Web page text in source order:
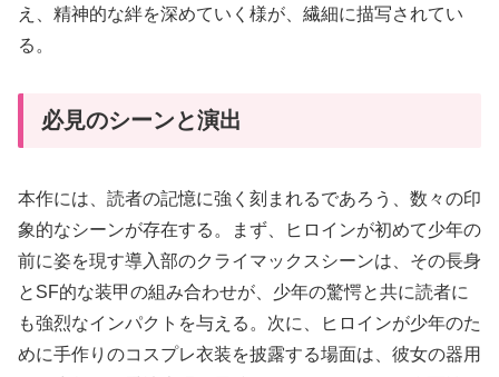
え、精神的な絆を深めていく様が、繊細に描写されてい
る。
必見のシーンと演出
本作には、読者の記憶に強く刻まれるであろう、数々の印
象的なシーンが存在する。まず、ヒロインが初めて少年の
前に姿を現す導入部のクライマックスシーンは、その長身
とSF的な装甲の組み合わせが、少年の驚愕と共に読者に
も強烈なインパクトを与える。次に、ヒロインが少年のた
めに手作りのコスプレ衣装を披露する場面は、彼女の器用